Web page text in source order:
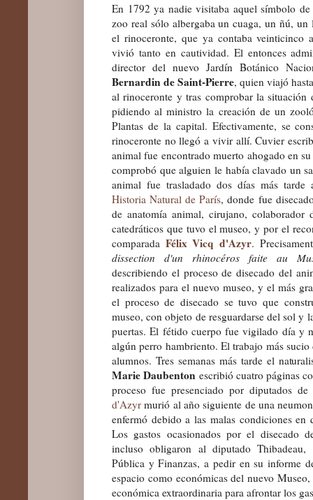
En 1792 ya nadie visitaba aquel símbolo
zoo real sólo albergaba un cuaga, un ñú, un
el rinoceronte, que ya contaba veinticinco
vivió tanto en cautividad. El entonces
director del nuevo Jardín Botánico
Bernardin de Saint-Pierre, quien viajó
al rinoceronte y tras comprobar la
pidiendo al ministro la creación de un
Plantas de la capital. Efectivamente, se
rinoceronte no llegó a vivir allí. Cuvier
animal fue encontrado muerto ahogado en
comprobó que alguien le había clavado un
animal fue trasladado dos días más
Historia Natural de París, donde fue
de anatomía animal, cirujano,
catedráticos que tuvo el museo, y por el
comparada Félix Vicq d'Azyr.
dissection d'un rhinocéros faite au
describiendo el proceso de disecado del
realizados para el nuevo museo, y el más
el proceso de disecado se tuvo que
museo, con objeto de resguardarse del sol
puertas. El fétido cuerpo fue vigilado día y
algún perro hambriento. El trabajo más
alumnos. Tres semanas más tarde el
Marie Daubenton escribió cuatro páginas
proceso fue presenciado por diputados
d'Azyr murió al año siguiente de una
enfermó debido a las malas condiciones en
Los gastos ocasionados por el disecado
incluso obligaron al diputado
Pública y Finanzas, a pedir en su informe
espacio como económicas del nuevo
económica extraordinaria para afrontar los